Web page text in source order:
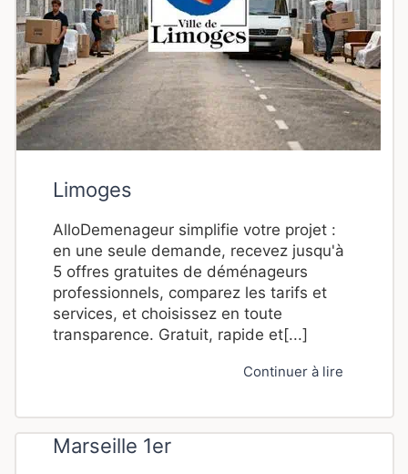
Limoges
AlloDemenageur simplifie votre projet :
en une seule demande, recevez jusqu'à
5 offres gratuites de déménageurs
professionnels, comparez les tarifs et
services, et choisissez en toute
transparence. Gratuit, rapide et[...]
Continuer à lire
Marseille 1er